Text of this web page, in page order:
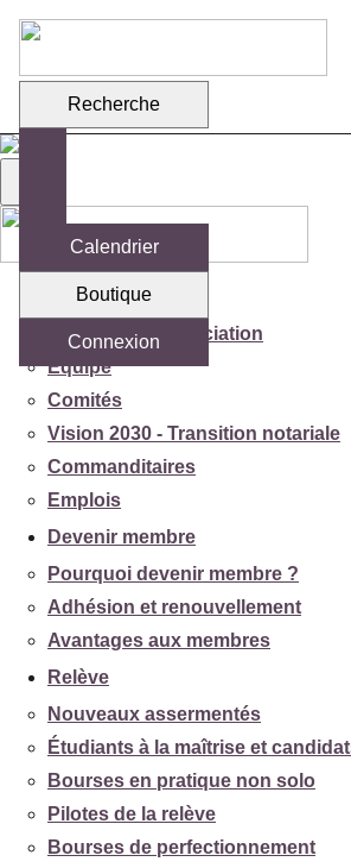
Recherche
Calendrier
Boutique
Connexion
Votre association
Mission de l'association
Équipe
Comités
Vision 2030 - Transition notariale
Commanditaires
Emplois
Devenir membre
Pourquoi devenir membre ?
Adhésion et renouvellement
Avantages aux membres
Relève
Nouveaux assermentés
Étudiants à la maîtrise et
Bourses en pratique non solo
Pilotes de la relève
Bourses de perfectionnement